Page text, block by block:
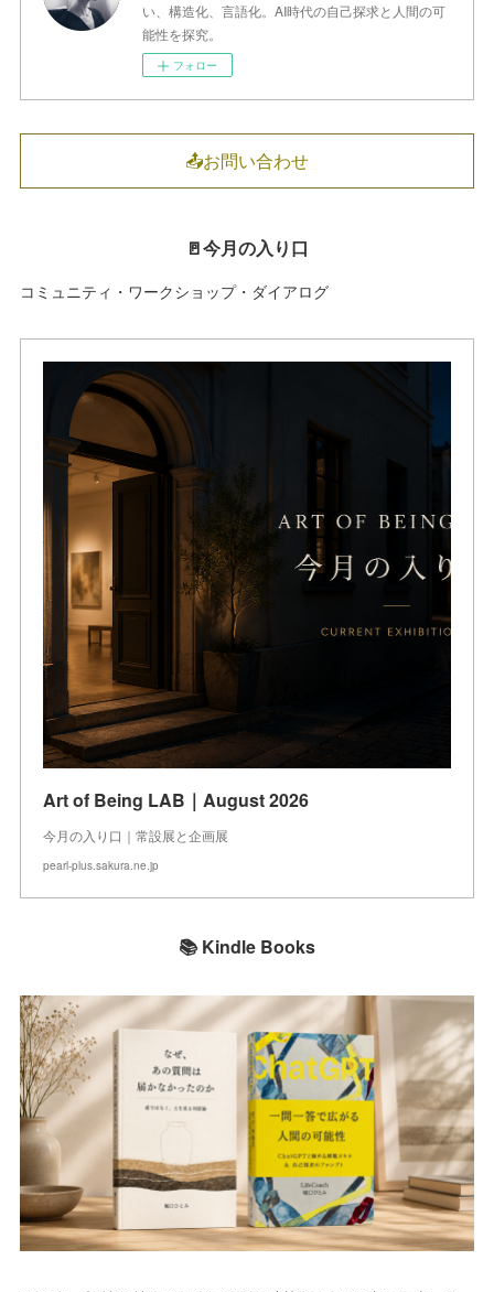
い、構造化、言語化。AI時代の自己探求と人間の可
能性を探究。
フォロー
📤お問い合わせ
🚪今月の入り口
コミュニティ・ワークショップ・ダイアログ
Art of Being LAB｜August 2026
今月の入り口｜常設展と企画展
pearl-plus.sakura.ne.jp
📚 Kindle Books